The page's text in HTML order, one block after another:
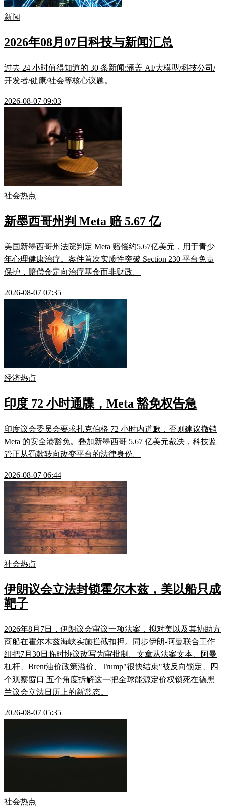
新闻
2026年08月07日科技与新闻汇总
过去 24 小时值得知道的 30 条新闻:涵盖 AI/大模型/科技公司/
开发者/健康/社会等核心议题。
2026-08-07 09:03
社会热点
新墨西哥州判 Meta 赔 5.67 亿
美国新墨西哥州法院判定 Meta 赔偿约5.67亿美元，用于青少
年心理健康治疗。案件首次实质性突破 Section 230 平台免责
保护，赔偿金定向治疗基金而非财政。
2026-08-07 07:35
经济热点
印度 72 小时通牒，Meta 豁免权告急
印度议会委员会要求扎克伯格 72 小时内道歉，否则建议撤销
Meta 的安全港豁免。叠加新墨西哥 5.67 亿美元裁决，科技监
管正从罚款转向改变平台的法律身份。
2026-08-07 06:44
社会热点
伊朗议会立法封锁霍尔木兹，美以船只成
靶子
2026年8月7日，伊朗议会审议一项法案，拟对美以及其协助方
商船在霍尔木兹海峡实施拦截扣押。同步伊朗-阿曼联合工作
组把7月30日临时协议改写为审批制。文章从法案文本、阿曼
杠杆、Brent油价政策溢价、Trump"很快结束"被反向锁定、四
个观察窗口 五个角度拆解这一把全球能源定价权锁死在德黑
兰议会立法日历上的新常态。
2026-08-07 05:35
社会热点